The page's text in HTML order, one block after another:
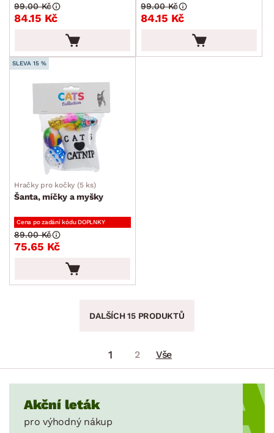
84.15 Kč
99.00 Kč
84.15 Kč
99.00 Kč
SLEVA 15 %
Hračky pro kočky (5 ks)
Šanta, míčky a myšky
Cena po zadání kódu DOPLNKY
75.65 Kč
89.00 Kč
DALŠÍCH 15 PRODUKTŮ
1 2 Vše
Akční leták
pro výhodný nákup